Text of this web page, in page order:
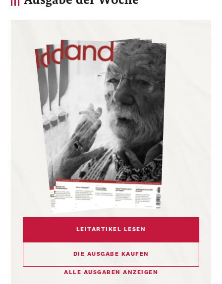
LEITARTIKEL LESEN
DIE AUSGABE KAUFEN
ALLE AUSGABEN ANZEIGEN